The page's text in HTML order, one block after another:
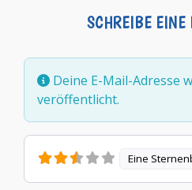
SCHREIBE EINE
Deine E-Mail-Adresse
veröffentlicht.
Eine